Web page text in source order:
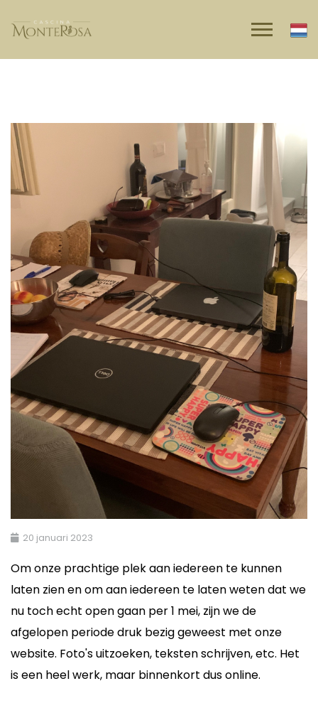
20 januari 2023
Om onze prachtige plek aan iedereen te kunnen
laten zien en om aan iedereen te laten weten dat we
nu toch echt open gaan per 1 mei, zijn we de
afgelopen periode druk bezig geweest met onze
website. Foto's uitzoeken, teksten schrijven, etc. Het
is een heel werk, maar binnenkort dus online.